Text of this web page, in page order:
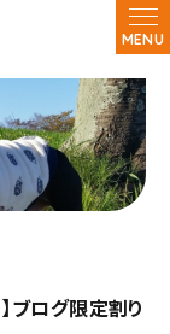
MENU
ブログ限定割り